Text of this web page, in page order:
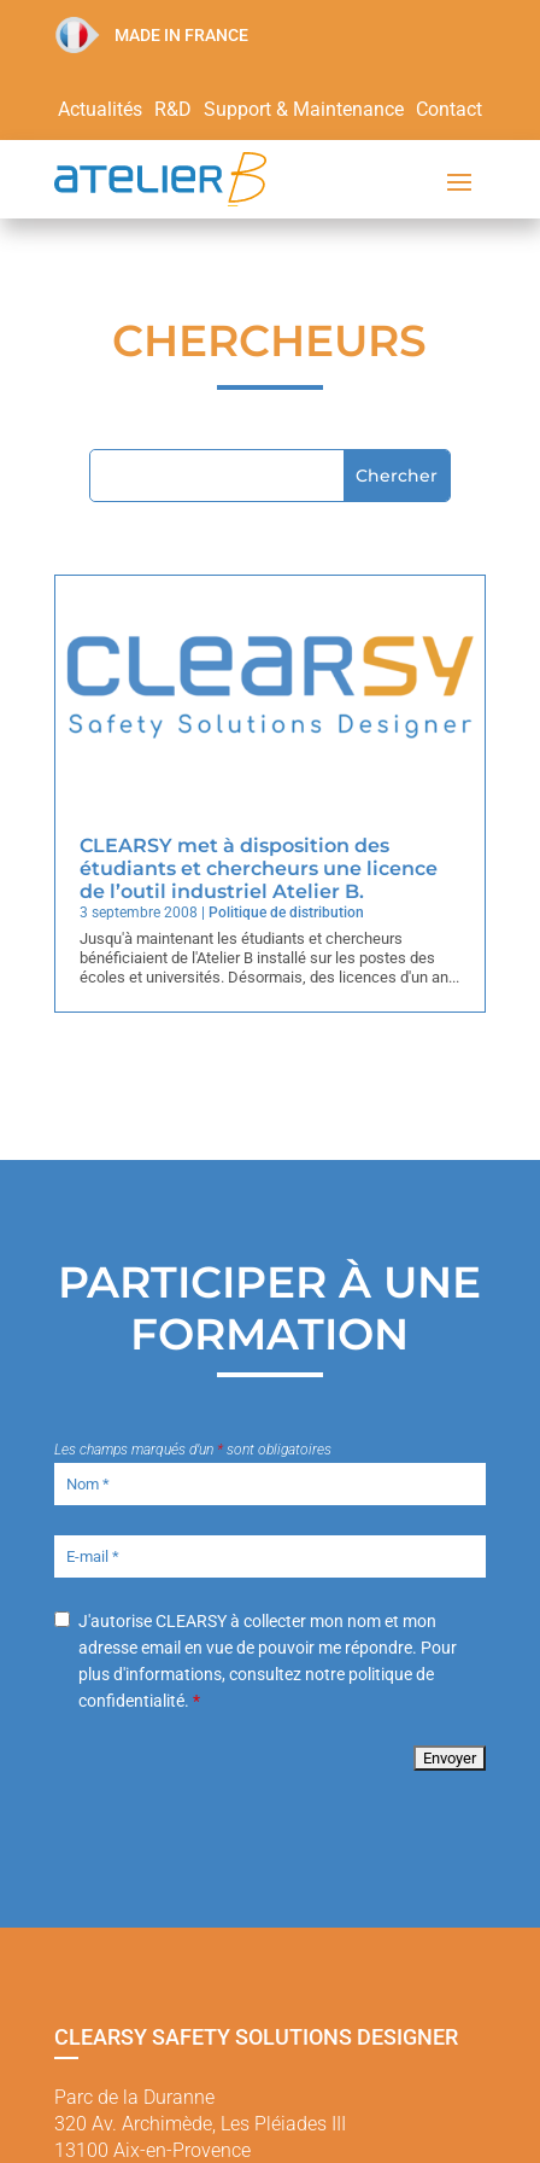
MADE IN FRANCE
Actualités R&D Support & Maintenance Contact
CHERCHEURS
CLEARSY met à disposition des
étudiants et chercheurs une licence
de l’outil industriel Atelier B.
3 septembre 2008 Politique de distribution
Jusqu'à maintenant les étudiants et chercheurs
bénéficiaient de l'Atelier B installé sur les postes des
écoles et universités. Désormais, des licences d'un an...
PARTICIPER À UNE
FORMATION
Les champs marqués d’un *sont obligatoires
J'autorise CLEARSY à collecter mon nom et mon
adresse email en vue de pouvoir me répondre. Pour
plus d'informations, consultez notre politique de
confidentialité. *
CLEARSY SAFETY SOLUTIONS DESIGNER
Parc de la Duranne
320 Av. Archimède, Les Pléiades III
13100 Aix-en-Provence